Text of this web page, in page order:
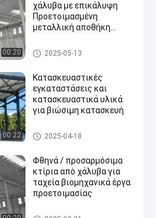
00:20
χάλυβα με επικάλυψη
Προετοιμασμένη
μεταλλική αποθήκη
Κτίριο μεταλλικών κατασκε
υών
2025-05-13
00:22
Κατασκευαστικές
εγκαταστάσεις και
κατασκευαστικά υλικά
για βιώσιμη κατασκευή
Κτίριο από χάλυβα
2025-04-18
Φθηνά / προσαρμόσιμα
κτίρια από χάλυβα για
ταχεία βιομηχανικά έργα
προετοιμασίας
Κτίριο μεταλλικών κατασκε